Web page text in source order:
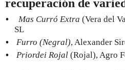
recuperación de
Mas Curró Extra (Vera del
SL
Furro (Negral), Alexander
Priordei Rojal (Rojal), Agro